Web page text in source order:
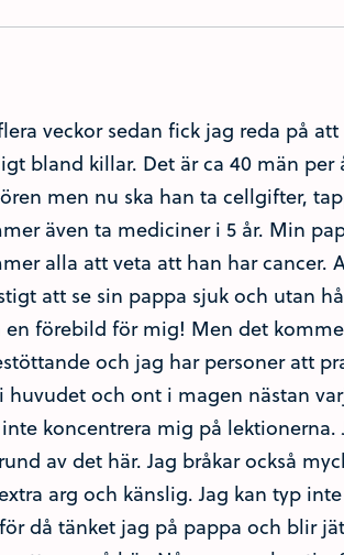
veckor sedan fick jag reda på
bland killar. Det är ca 40 män
men nu ska han ta cellgifter,
även ta mediciner i 5 år. Min
alla att veta att han har cancer.
att se sin pappa sjuk och utan
en förebild för mig! Men det
och jag har personer att
huvudet och ont i magen nästan
koncentrera mig på
av det här. Jag bråkar också
arg och känslig. Jag kan typ
då tänket jag på pappa och blir